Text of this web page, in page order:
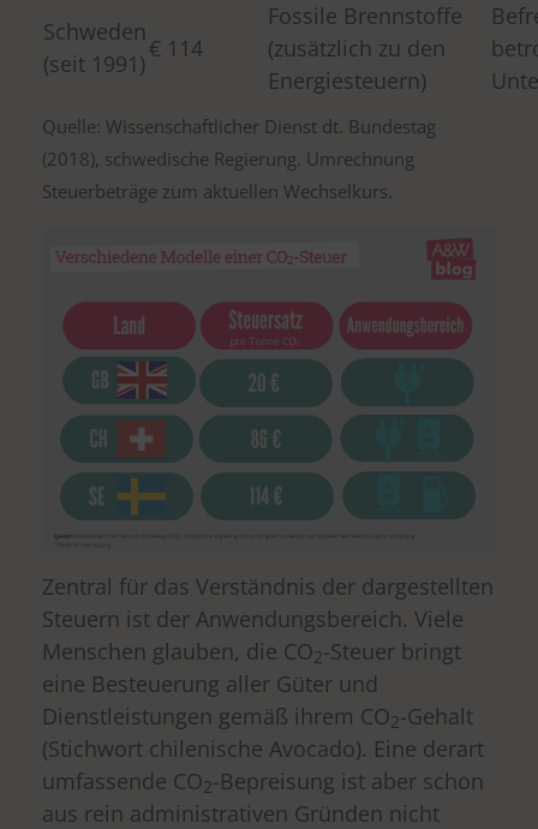
Schweden
(seit 1991)
€ 114
Fossile Brennstoffe
(zusätzlich zu den
Energiesteuern)
Quelle: Wissenschaftlicher Dienst dt. Bundestag
(2018), schwedische Regierung. Umrechnung
Steuerbeträge zum aktuellen Wechselkurs.
Zentral für das Verständnis der dargestellten
Steuern ist der Anwendungsbereich. Viele
Menschen glauben, die CO2-Steuer bringt
eine Besteuerung aller Güter und
Dienstleistungen gemäß ihrem CO2-Gehalt
(Stichwort chilenische Avocado). Eine derart
umfassende CO2-Bepreisung ist aber schon
aus rein administrativen Gründen nicht